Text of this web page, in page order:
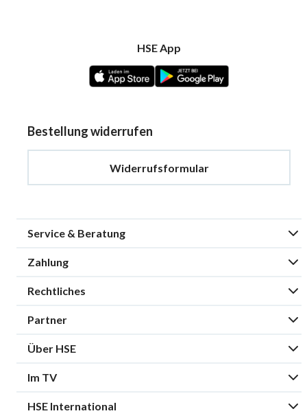
HSE App
Bestellung widerrufen
Widerrufsformular
Service & Beratung
Zahlung
Rechtliches
Partner
Über HSE
Im TV
HSE International